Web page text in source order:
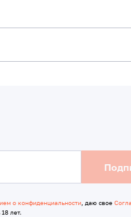
о конфиденциальности, даю свое
лет.